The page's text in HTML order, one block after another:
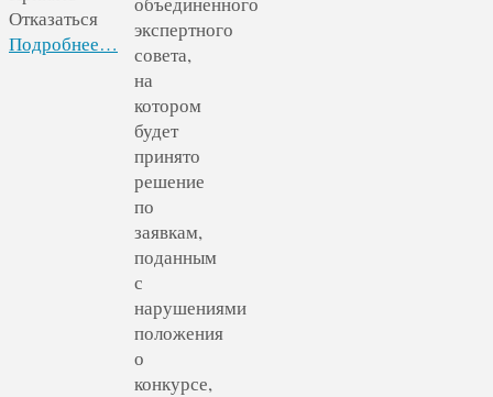
экспертного
совета,
на
котором
будет
принято
решение
по
заявкам,
поданным
с
нарушениями
положения
о
конкурсе,
Отказаться
Подробнее…